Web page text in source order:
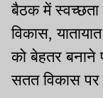
बैठक में
विकास,
को बेहतर बनाने
सतत विकास पर